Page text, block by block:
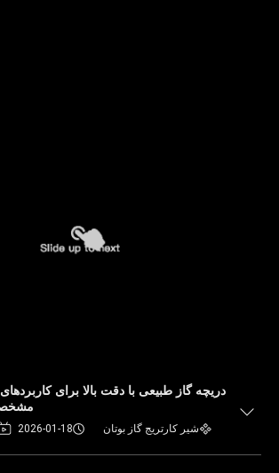
دریچه گاز طبیعی با دقت بالا برای
شیر کارتریج گاز بوتان 2026-01-18